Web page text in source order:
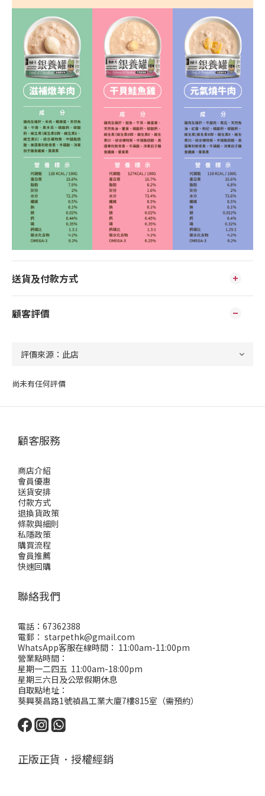
送貨及付款方式
顧客評價
尚未有任何評價
顧客服務
商店介紹
會員優惠
送貨安排
付款方式
退換貨政策
條款與細則
私隱政策
購買流程
會員推薦
快速回購
聯絡我們
電話：67362388
電郵： starpethk@gmail.com
WhatsApp客服在線時間： 11:00am-11:00pm
營業點時間：
星期一二四五 11:00am-18:00pm
星期三六日及公眾假期休息
自取點地址：
葵興葵昌路1號禎昌工業大廈7樓815室（需預約）
正版正貨．授權經銷